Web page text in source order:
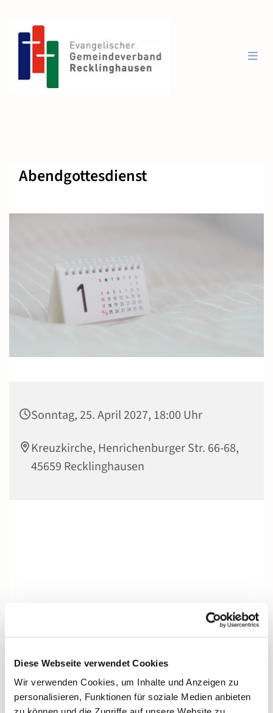
Diese Webseite verwendet Cookies
Wir verwenden Cookies, um Inhalte und Anzeigen zu
personalisieren, Funktionen für soziale Medien anbieten
Abendgottesdienst
Sonntag, 25. April 2027, 18:00 Uhr
Kreuzkirche, Henrichenburger Str. 66-68,
45659 Recklinghausen